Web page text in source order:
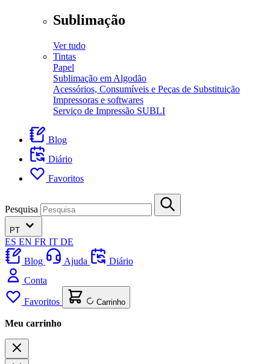
Sublimação
Ver tudo
Tintas
Papel
Sublimação em Algodão
Acessórios, Consumíveis e Peças de Substituição
Impressoras e softwares
Serviço de Impressão SUBLI
Blog
Diário
Favoritos
Pesquisa
PT
ES EN FR IT DE
Blog
Ajuda
Diário
Conta
Favoritos Carrinho
Meu carrinho